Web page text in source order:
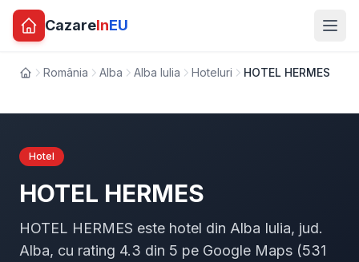
CazareInEU
AcasăRomânia Alba Alba Iulia Hoteluri HOTEL HERMES
Hotel
HOTEL HERMES
HOTEL HERMES este hotel din Alba Iulia, jud.
Alba, cu rating 4.3 din 5 pe Google Maps (531